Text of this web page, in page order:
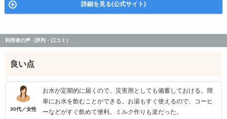
詳細を見る(公式サイト)
利用者の声（評判・口コミ）
良い点
30代／女性
お水が定期的に届くので、災害用としても備蓄しておける。簡
単にお水を飲むことができる。お湯もすぐ使えるので、コーヒ
ーなどがすぐ飲めて便利。ミルク作りも楽だった。